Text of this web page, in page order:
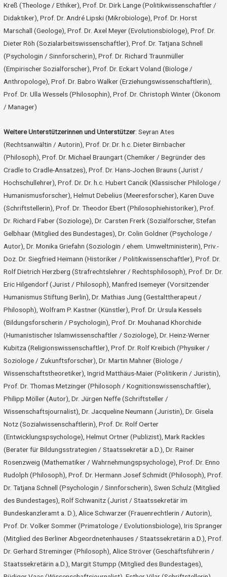
Kreß (Theologe / Ethiker), Prof. Dr. Dirk Lange (Politikwissenschaftler /
Didaktiker), Prof. Dr. André Lipski (Mikrobiologe), Prof. Dr. Horst
Marschall (Geologe), Prof. Dr. Axel Meyer (Evolutionsbiologe), Prof. Dr.
Dieter Röh (Sozialarbeitswissenschaftler), Prof. Dr. Tatjana Schnell
(Psychologin / Sinnforscherin), Prof. Dr. Richard Traunmüller
(Empirischer Sozialforscher), Prof. Dr. Eckart Voland (Biologe /
Anthropologe), Prof. Dr. Babro Walker (Erziehungswissenschaftlerin),
Prof. Dr. Ulla Wessels (Philosophin), Prof. Dr. Christoph Winter (Ökonom
/ Manager)
Weitere Unterstützerinnen und Unterstützer: Seyran Ates
(Rechtsanwältin / Autorin), Prof. Dr. Dr. h.c. Dieter Birnbacher
(Philosoph), Prof. Dr. Michael Braungart (Chemiker / Begründer des
Cradle to Cradle-Ansatzes), Prof. Dr. Hans-Jochen Brauns (Jurist /
Hochschullehrer), Prof. Dr. Dr. h.c. Hubert Cancik (Klassischer Philologe /
Humanismusforscher), Helmut Debelius (Meeresforscher), Karen Duve
(Schriftstellerin), Prof. Dr. Theodor Ebert (Philosophiehistoriker), Prof.
Dr. Richard Faber (Soziologe), Dr. Carsten Frerk (Sozialforscher, Stefan
Gelbhaar (Mitglied des Bundestages), Dr. Colin Goldner (Psychologe /
Autor), Dr. Monika Griefahn (Soziologin / ehem. Umweltministerin), Priv.-
Doz. Dr. Siegfried Heimann (Historiker / Politikwissenschaftler), Prof. Dr.
Rolf Dietrich Herzberg (Strafrechtslehrer / Rechtsphilosoph), Prof. Dr. Dr.
Eric Hilgendorf (Jurist / Philosoph), Manfred Isemeyer (Vorsitzender
Humanismus Stiftung Berlin), Dr. Mathias Jung (Gestalttherapeut /
Philosoph), Wolfram P. Kastner (Künstler), Prof. Dr. Ursula Kessels
(Bildungsforscherin / Psychologin), Prof. Dr. Mouhanad Khorchide
(Humanistischer Islamwissenschaftler / Soziologe), Dr. Heinz-Werner
Kubitza (Religionswissenschaftler), Prof. Dr. Rolf Kreibich (Physiker /
Soziologe / Zukunftsforscher), Dr. Martin Mahner (Biologe /
Wissenschaftstheoretiker), Ingrid Matthäus-Maier (Politikerin / Juristin),
Prof. Dr. Thomas Metzinger (Philosoph / Kognitionswissenschaftler),
Philipp Möller (Autor), Dr. Jürgen Neffe (Schriftsteller /
Wissenschaftsjournalist), Dr. Jacqueline Neumann (Juristin), Dr. Gisela
Notz (Sozialwissenschaftlerin), Prof. Dr. Rolf Oerter
(Entwicklungspsychologe), Helmut Ortner (Publizist), Mark Rackles
(Berater für Bildungsstrategien / Staatssekretär a.D.), Dr. Rainer
Rosenzweig (Mathematiker / Wahrnehmungspsychologe), Prof. Dr. Enno
Rudolph (Philosoph), Prof. Dr. Hermann Josef Schmidt (Philosoph), Prof.
Dr. Tatjana Schnell (Psychologin / Sinnforscherin), Swen Schulz (Mitglied
des Bundestages), Rolf Schwanitz (Jurist / Staatssekretär im
Bundeskanzleramt a. D.), Alice Schwarzer (Frauenrechtlerin / Autorin),
Prof. Dr. Volker Sommer (Primatologe / Evolutionsbiologe), Iris Spranger
(Mitglied des Berliner Abgeordnetenhauses / Staatssekretärin a.D.), Prof.
Dr. Gerhard Streminger (Philosoph), Alice Ströver (Geschäftsführerin /
Staatssekretärin a.D.), Margit Stumpp (Mitglied des Bundestages),